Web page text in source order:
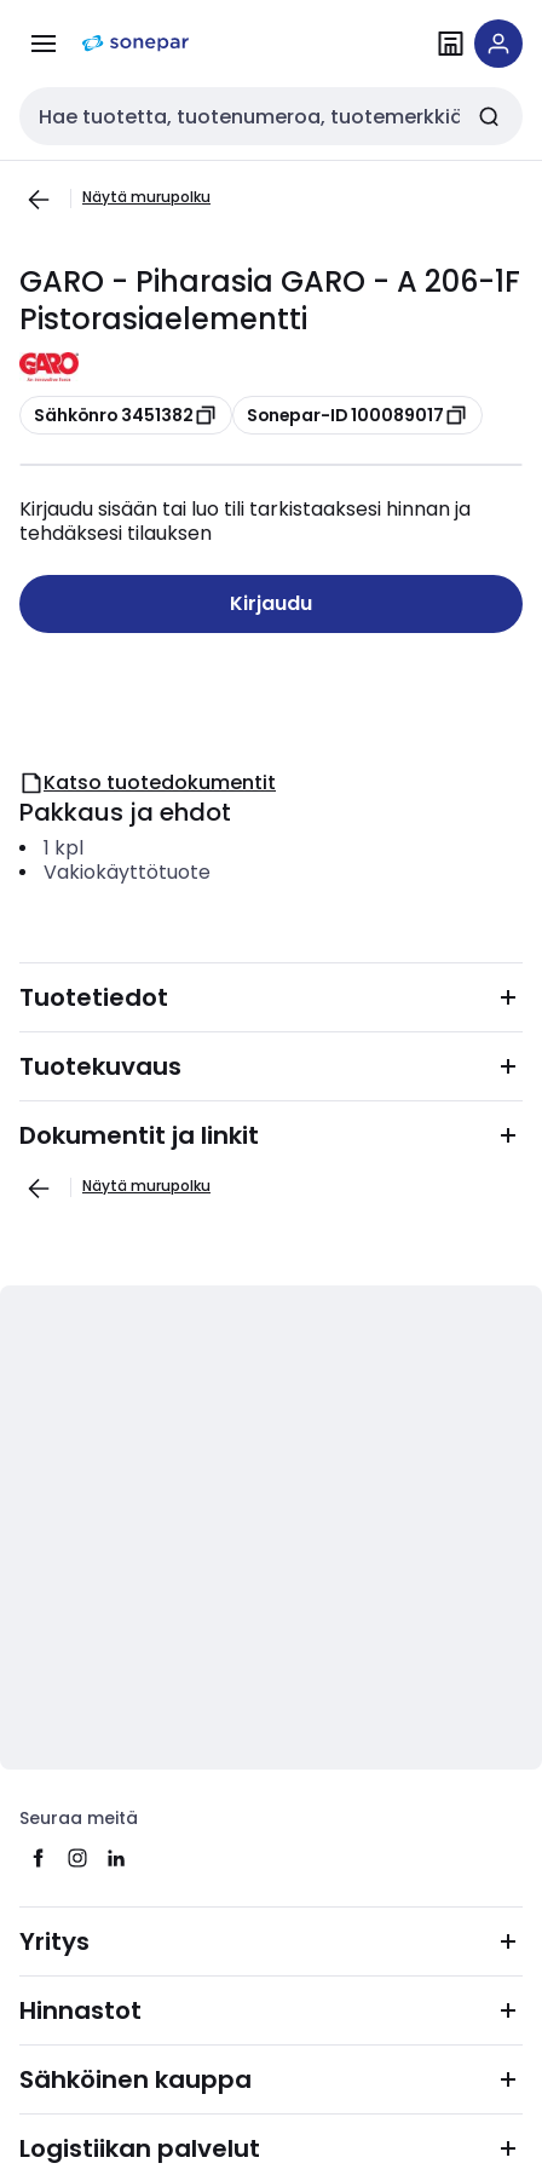
navigointiinsisältöön
Haku
Näytä murupolku
GARO - Piharasia GARO - A 206-1F
Pistorasiaelementti
Kopioi
Sähkönro 3451382 Kopioi
Sonepar-ID 100089017
Kirjaudu sisään tai luo tili tarkistaaksesi hinnan ja
tehdäksesi tilauksen
Kirjaudu
Katso tuotedokumentit
Pakkaus ja ehdot
1 kpl
Vakiokäyttötuote
Tuotetiedot
Tuotekuvaus
Dokumentit ja linkit
Näytä murupolku
Seuraa meitä
Yritys
Hinnastot
Sähköinen kauppa
Logistiikan palvelut